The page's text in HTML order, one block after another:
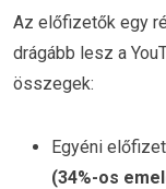
Az előfizetők egy
drágább lesz a
összegek:
Egyéni
(34%-os